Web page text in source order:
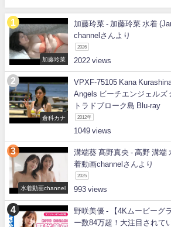
加藤玲菜
加藤玲菜 - 加藤玲菜 水着
channelさんより
2026
2022
倉科カナ
VPXF-75105 Kana
Angels ビーチエンジェルズ
トラドブローク島 Blu-ray
2012年
1049
水着動画channel
溝端葵 髙野真央 - 高野 溝端
着動画channelさんより
2025
993
野咲美優 - 【4Kムービーグ
ー数84万超！大注目されて